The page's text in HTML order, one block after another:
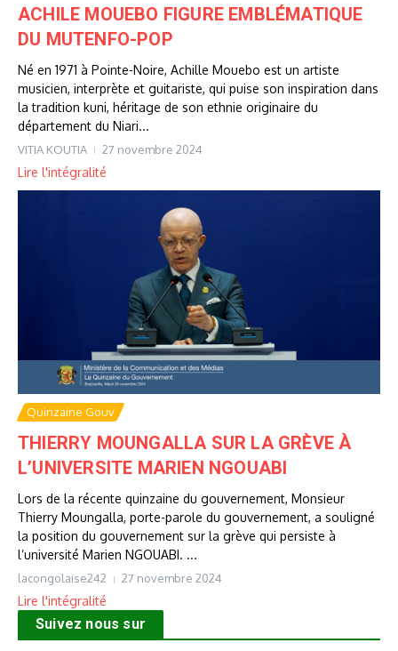
ACHILE MOUEBO FIGURE EMBLÉMATIQUE
DU MUTENFO-POP
Né en 1971 à Pointe-Noire, Achille Mouebo est un artiste
musicien, interprète et guitariste, qui puise son inspiration dans
la tradition kuni, héritage de son ethnie originaire du
département du Niari...
VITIA KOUTIA 27 novembre 2024
Lire l'intégralité
Quinzaine Gouv
THIERRY MOUNGALLA SUR LA GRÈVE À
L’UNIVERSITE MARIEN NGOUABI
Lors de la récente quinzaine du gouvernement, Monsieur
Thierry Moungalla, porte-parole du gouvernement, a souligné
la position du gouvernement sur la grève qui persiste à
l’université Marien NGOUABI. ...
lacongolaise242 27 novembre 2024
Lire l'intégralité
Suivez nous sur